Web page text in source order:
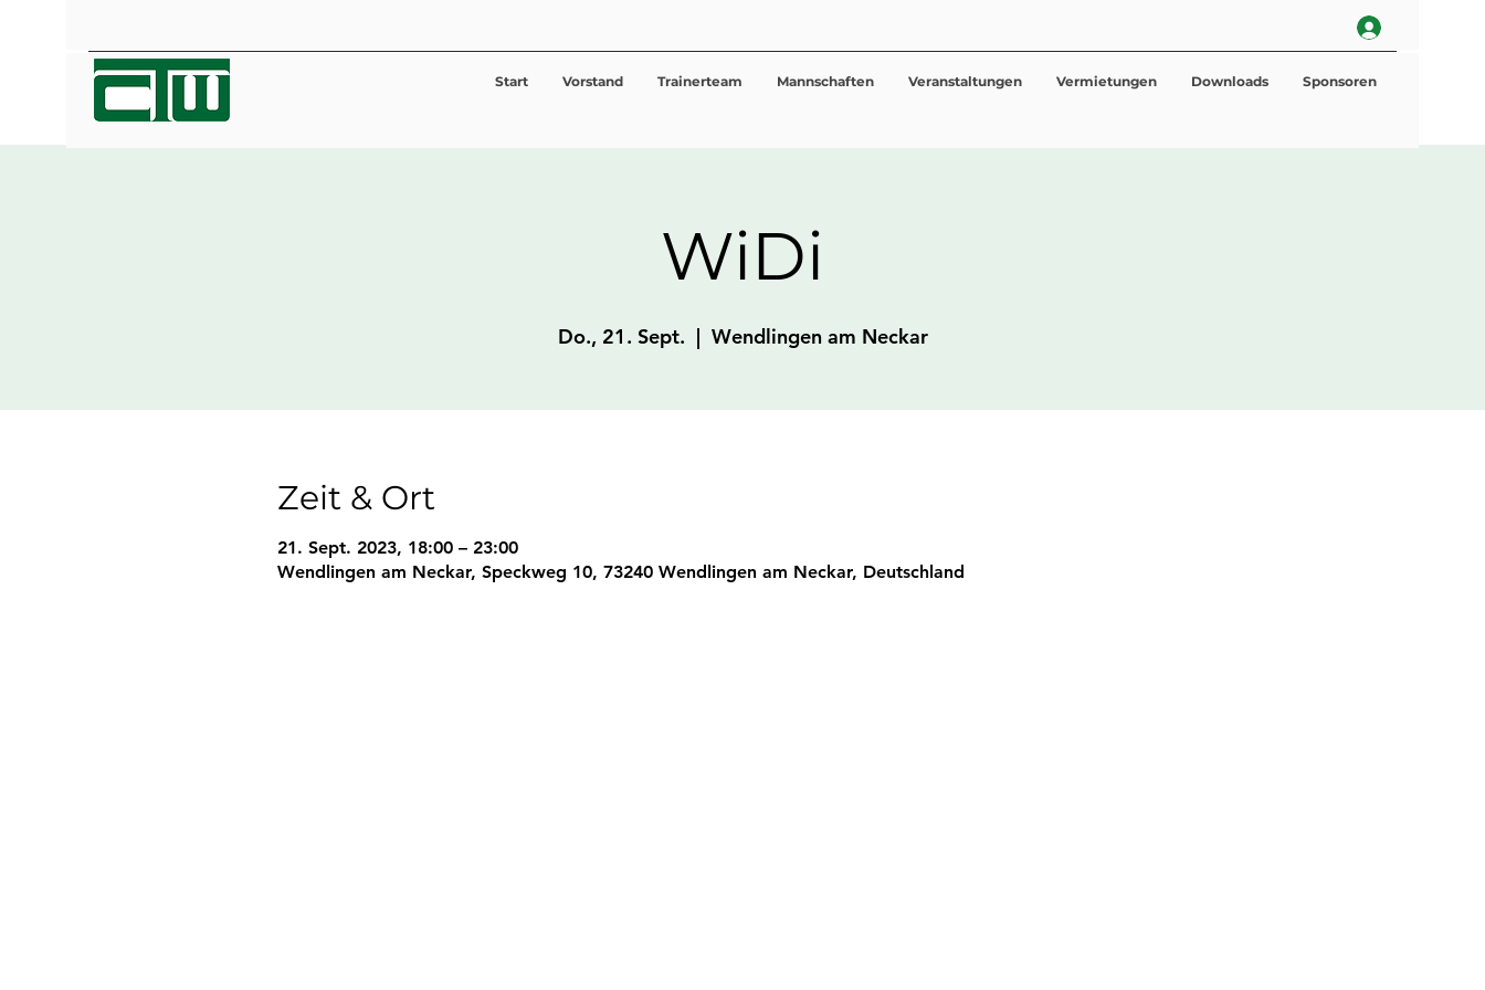
Start Vorstand Trainerteam Mannschaften Veranstaltungen Vermietungen Downloads Sponsoren
WiDi
Do., 21. Sept.
  |
Wendlingen am Neckar
Zeit & Ort
21. Sept. 2023, 18:00 – 23:00
Wendlingen am Neckar, Speckweg 10, 73240 Wendlingen am Neckar, Deutschland